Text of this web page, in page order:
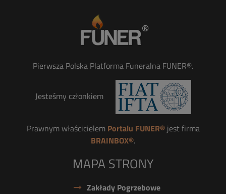
Pierwsza Polska Platforma Funeralna FUNER®.
Jesteśmy członkiem
Prawnym właścicielem Portalu FUNER®jest firma
BRAINBOX®.
MAPA STRONY
Zakłady Pogrzebowe